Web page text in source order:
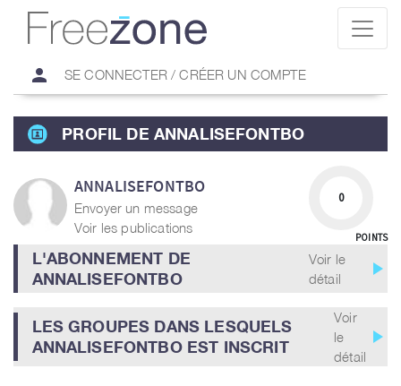
person SE CONNECTER / CRÉER UN COMPTE
PROFIL DE ANNALISEFONTBO
ANNALISEFONTBO
Envoyer un message
Voir les publications
0
POINTS
L'ABONNEMENT DE
ANNALISEFONTBO
Voir le
détail
play_arrow
LES GROUPES DANS LESQUELS
ANNALISEFONTBO EST INSCRIT
Voir
le
détail
play_arrow